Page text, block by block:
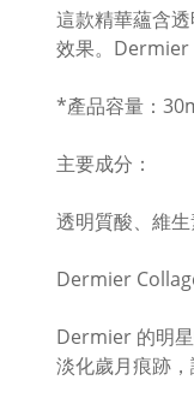
這款精華蘊含
效果。Dermier
*產品容量：
主要成分：
透明質酸、維生
Dermier
Dermier 的明
淡化歲月痕跡，